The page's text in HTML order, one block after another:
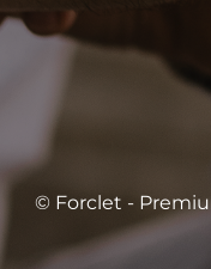
© Forclet -